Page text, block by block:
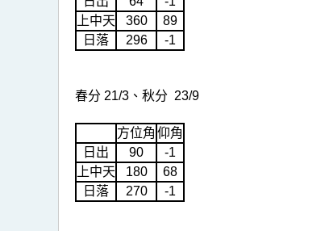
上中天
360
89
日落
296 -1
春分 21/3、秋分 23/9
方位角 仰角
日出
90
-1
上中天
180
68
日落
270 -1